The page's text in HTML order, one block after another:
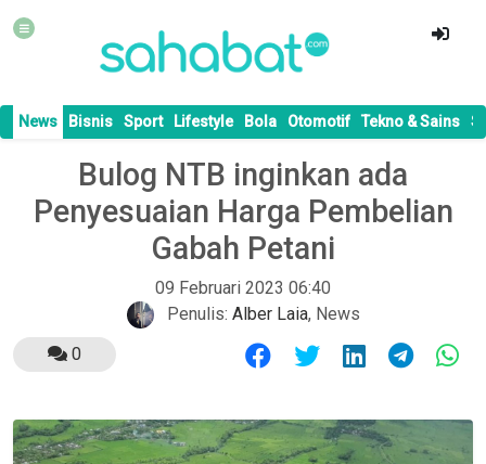
News Bisnis Sport Lifestyle Bola Otomotif Tekno & Sains
Bulog NTB inginkan ada
Penyesuaian Harga Pembelian
Gabah Petani
09 Februari 2023 06:40
Penulis: Alber Laia, News
0